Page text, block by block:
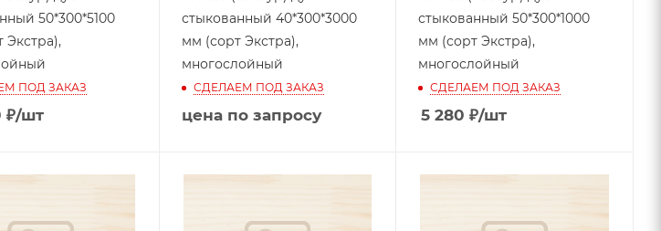
50*300*5100
Экстра),
ПОД ЗАКАЗ
₽/шт
стыкованный 40*300*3000
мм (сорт Экстра),
многослойный
СДЕЛАЕМ ПОД ЗАКАЗ
цена по запросу
стыкованный 50*300*1000
мм (сорт Экстра),
многослойный
СДЕЛАЕМ ПОД ЗАКАЗ
5 280 ₽/шт